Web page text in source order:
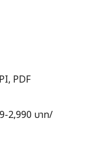
PDF
2,990 บาท/